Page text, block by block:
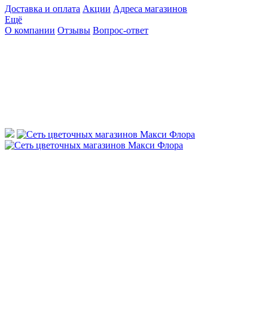
Доставка и оплата Акции Адреса магазинов
Ещё
О компании Отзывы Вопрос-ответ